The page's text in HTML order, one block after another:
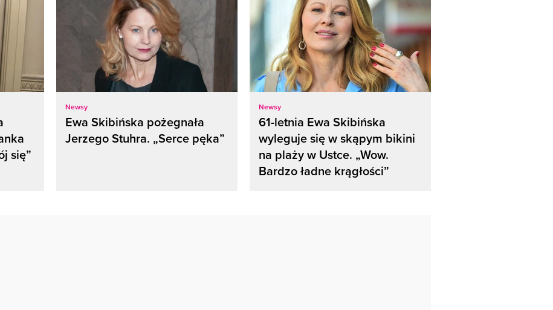
się”
Newsy
Ewa Skibińska pożegnała
Jerzego Stuhra. „Serce pęka”
Newsy
61-letnia Ewa Skibińska
wyleguje się w skąpym bikini
na plaży w Ustce. „Wow.
Bardzo ładne krągłości”